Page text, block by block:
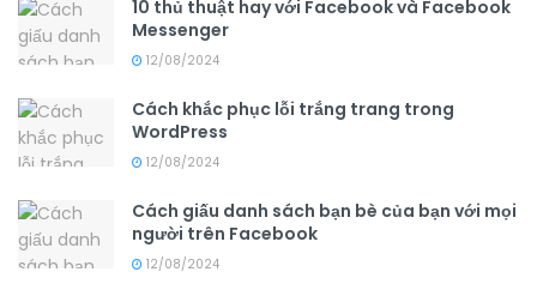
10 thủ thuật hay với Facebook và Facebook
Messenger
12/08/2024
Cách khắc phục lỗi trắng trang trong
WordPress
12/08/2024
Cách giấu danh sách bạn bè của bạn với mọi
người trên Facebook
12/08/2024